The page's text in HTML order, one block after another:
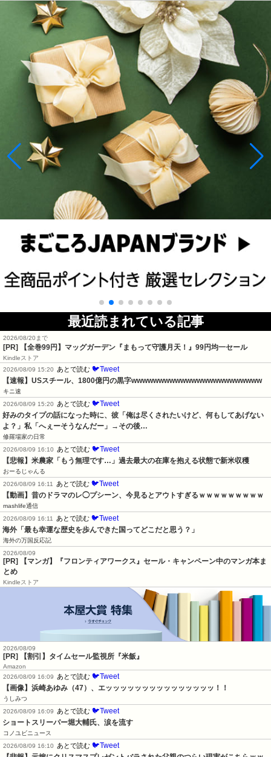
最近読まれている記事
2026/08/20まで
[PR] 【全巻99円】マッグガーデン『まもって守護月天！』99円均一セール
Kindleストア
2026/08/09 15:20
あとで読む 🐦Tweet
【速報】USスチール、1800億円の黒字wwwwwwwwwwwwwwwwwwwwwwww
キニ速
2026/08/09 15:20
あとで読む 🐦Tweet
好みのタイプの話になった時に、彼「俺は尽くされたいけど、何もしてあげない
よ？」私「へぇーそうなんだー」→その後…
修羅場家の日常
2026/08/09 16:10
あとで読む 🐦Tweet
【悲報】米農家「もう無理です…」過去最大の在庫を抱える状態で新米収穫
おーるじゃんる
2026/08/09 16:11
あとで読む 🐦Tweet
【動画】昔のドラマのレ◯プシーン、今見るとアウトすぎるｗｗｗｗｗｗｗｗｗ
mashlife通信
2026/08/09 16:11
あとで読む 🐦Tweet
海外「最も幸運な歴史を歩んできた国ってどこだと思う？」
海外の万国反応記
2026/08/09
[PR] 【マンガ】『フロンティアワークス』セール・キャンペーン中のマンガ本ま
とめ
Kindleストア
2026/08/09
[PR] 【割引】タイムセール監視所『米飯』
Amazon
2026/08/09 16:09
あとで読む 🐦Tweet
【画像】浜崎あゆみ（47）、エッッッッッッッッッッッッッッッ！！
うしみつ
2026/08/09 16:09
あとで読む 🐦Tweet
ショートスリーパー堀大輔氏、涙を流す
コノユビニュース
2026/08/09 16:10
あとで読む 🐦Tweet